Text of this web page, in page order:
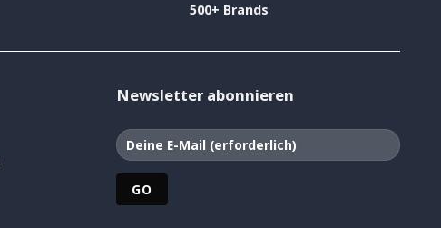
500+ Brands
Newsletter abonnieren